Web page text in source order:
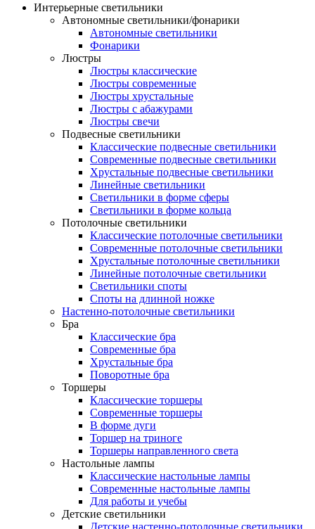
Интерьерные светильники
Автономные светильники/фонарики
Автономные светильники
Фонарики
Люстры
Люстры классические
Люстры современные
Люстры хрустальные
Люстры с абажурами
Люстры свечи
Подвесные светильники
Классические подвесные светильники
Современные подвесные светильники
Хрустальные подвесные светильники
Линейные светильники
Светильники в форме сферы
Светильники в форме кольца
Потолочные светильники
Классические потолочные светильники
Современные потолочные светильники
Хрустальные потолочные светильники
Линейные потолочные светильники
Светильники споты
Споты на длинной ножке
Настенно-потолочные светильники
Бра
Классические бра
Современные бра
Хрустальные бра
Поворотные бра
Торшеры
Классические торшеры
Современные торшеры
В форме дуги
Торшер на триноге
Торшеры направленного света
Настольные лампы
Классические настольные лампы
Современные настольные лампы
Для работы и учебы
Детские светильники
Детские настенно-потолочные светильники